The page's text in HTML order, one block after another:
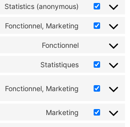
Statistics (anonymous)
Fonctionnel, Marketing
Fonctionnel
Statistiques
Fonctionnel, Marketing
Marketing